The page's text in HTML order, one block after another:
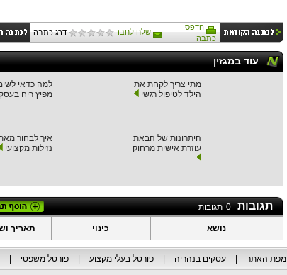
הדפס
כתבה
שלח לחבר דרג כתבה
עוד במגזין
מתי צריך לקחת את
הילד לטיפול רגשי
למה כדאי
מפיץ ריח
היתרונות של הבאת
עוזרת אישית מרחוק
איך לבחור
נזילות מקצועי
תגובות 0 תגובות
נושא כינוי תאריך
מפת האתר עסקים בנהריה פורטל בעלי מקצוע פורטל משפטי